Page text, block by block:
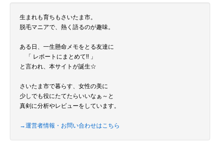
生まれも育ちもさいたま市。
脱毛マニアで、熱く語るのが趣味。
ある日、一生懸命メモをとる友達に
「 レポートにまとめて!! 」
と言われ、本サイトが誕生☆
さいたま市で暮らす、女性の美に
少しでも役にたてたらいいなぁ～と
真剣に分析やレビューをしています。
→運営者情報・お問い合わせはこちら